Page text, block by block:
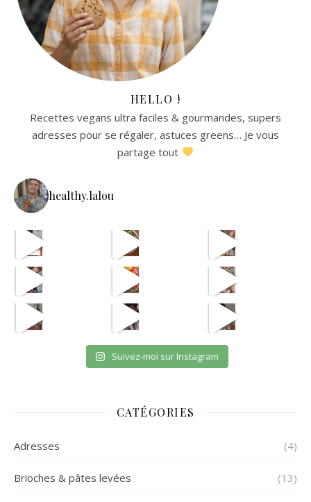
HELLO !
Recettes vegans ultra faciles & gourmandes, supers
adresses pour se régaler, astuces greens… Je vous
partage tout
healthy.lalou
avec les astuces de @aist
OUI JE SAIS CPAS UNE VRA
Suivez-moi sur Instagram
CATÉGORIES
Adresses (4)
Brioches & pâtes levées (13)